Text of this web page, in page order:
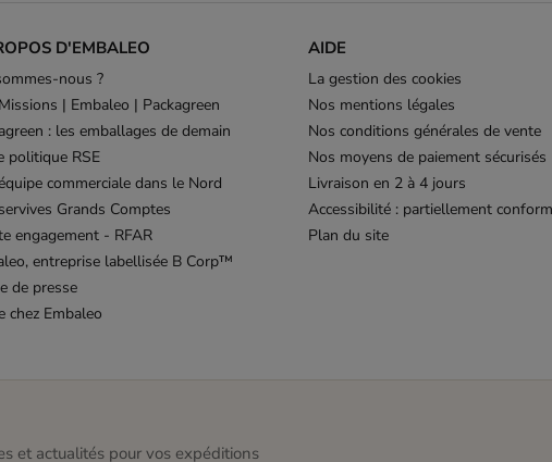
D'EMBALEO
nous ?
| Embaleo | Packagreen
: les emballages de demain
politique RSE
commerciale dans le Nord
Grands Comptes
engagement - RFAR
entreprise labellisée B Corp™
de presse
chez Embaleo
AIDE
La gestion des cookies
Nos mentions légales
Nos conditions générales de vente
Nos moyens de paiement sécurisés
Livraison en 2 à 4 jours
Accessibilité : partiellement
Plan du site
et actualités pour vos expéditions